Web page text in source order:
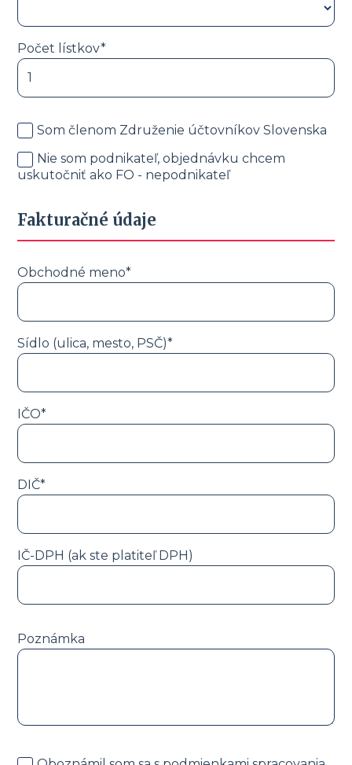
Počet lístkov*
Som členom Združenie účtovníkov Slovenska
Nie som podnikateľ, objednávku chcem
uskutočniť ako FO - nepodnikateľ
Fakturačné údaje
Obchodné meno*
Sídlo (ulica, mesto, PSČ)*
IČO*
DIČ*
IČ-DPH (ak ste platiteľ DPH)
Poznámka